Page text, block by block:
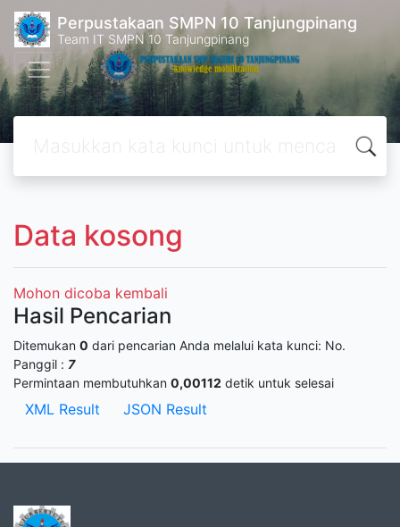
Perpustakaan SMPN 10 Tanjungpinang
Team IT SMPN 10 Tanjungpinang
Data kosong
Mohon dicoba kembali
Hasil Pencarian
Ditemukan 0 dari pencarian Anda melalui kata kunci: No.
Panggil : 7
Permintaan membutuhkan 0,00112 detik untuk selesai
XML Result JSON Result